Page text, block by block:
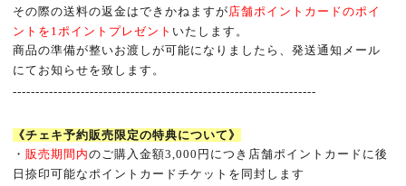
その際の送料の返金はできかねますが店舗ポイントカードのポイ
ントを 1ポイントプレゼント いたします。
商品の準備が整いお渡しが可能になりましたら、発送通知メール
にてお知らせを致します。
-------------------------------------------------------------------
《チェキ予約販売限定の特典について》
・販売期間内のご購入金額3,000 円につき店舗ポイントカードに後
日捺印可能なポイントカードチケットを同封します